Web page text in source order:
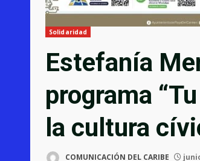
Solidaridad
Estefanía
programa
la cultura
COMUNICACIÓN DEL CARIBE